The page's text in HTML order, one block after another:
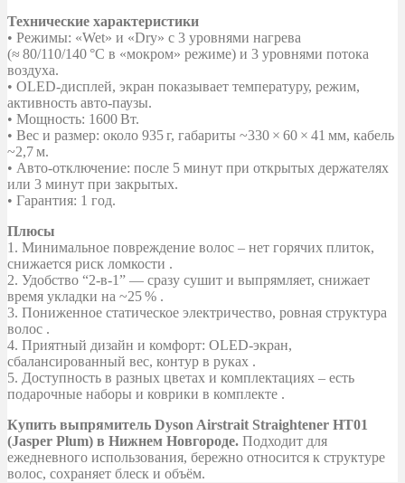
Технические характеристики
• Режимы: «Wet» и «Dry» с 3 уровнями нагрева
(≈ 80/110/140 °C в «мокром» режиме) и 3 уровнями потока
воздуха.
• OLED-дисплей, экран показывает температуру, режим,
активность авто‑паузы.
• Мощность: 1600 Вт.
• Вес и размер: около 935 г, габариты ~330 × 60 × 41 мм, кабель
~2,7 м.
• Авто-отключение: после 5 минут при открытых держателях
или 3 минут при закрытых.
• Гарантия: 1 год.
Плюсы
1. Минимальное повреждение волос – нет горячих плиток,
снижается риск ломкости .
2. Удобство “2-в-1” — сразу сушит и выпрямляет, снижает
время укладки на ~25 % .
3. Пониженное статическое электричество, ровная структура
волос .
4. Приятный дизайн и комфорт: OLED‑экран,
сбалансированный вес, контур в руках .
5. Доступность в разных цветах и комплектациях – есть
подарочные наборы и коврики в комплекте .
Купить выпрямитель Dyson Airstrait Straightener HT01
(Jasper Plum) в Нижнем Новгороде. Подходит для
ежедневного использования, бережно относится к структуре
волос, сохраняет блеск и объём.